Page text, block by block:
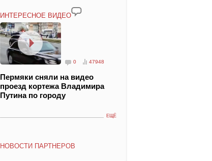
ИНТЕРЕСНОЕ ВИДЕО
0 47948
Пермяки сняли на видео
проезд кортежа Владимира
Путина по городу
ЕЩЁ
НОВОСТИ ПАРТНЕРОВ